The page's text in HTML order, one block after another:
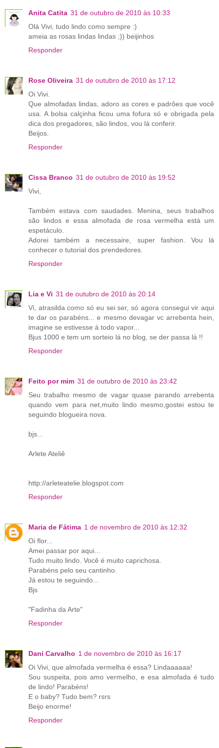
Anita Catita 31 de outubro de 2010 às 10:33
Olá Vivi, tudo lindo como sempre :)
ameia as rosas lindas lindas ;)) beijinhos
Responder
Rose Oliveira 31 de outubro de 2010 às 17:12
Oi Vivi.
Que almofadas lindas, adoro as cores e padrôes que você
usa. A bolsa calçinha ficou uma fofura só e obrigada pela
dica dos pregadores, são lindos, vou lá conferir.
Beijos.
Responder
Cissa Branco 31 de outubro de 2010 às 19:52
Vivi,
Também estava com saudades. Menina, seus trabalhos
são lindos e essa almofada de rosa vermelha está um
espetáculo.
Adorei também a necessaire, super fashion. Vou lá
conhecer o tutorial dos prendedores.
Responder
Lia e Vi 31 de outubro de 2010 às 20:14
Vi, atrasilda como só eu sei ser, só agora consegui vir aqui
te dar os parabéns... e mesmo devagar vc arrebenta hein,
imagine se estivesse á todo vapor...
Bjus 1000 e tem um sorteio lá no blog, se der passa lá !!
Responder
Feito por mim 31 de outubro de 2010 às 23:42
Seu trabalho mesmo de vagar quase parando arrebenta
quando vem para net,muito lindo mesmo,gostei estou te
seguindo blogueira nova.
bjs...
Arlete Ateliê
http://arleteatelie.blogspot.com
Responder
Maria de Fátima 1 de novembro de 2010 às 12:32
Oi flor...
Amei passar por aqui...
Tudo muito lindo. Você é muito caprichosa.
Parabéns pelo seu cantinho.
Já estou te seguindo...
Bjs
"Fadinha da Arte"
Responder
Dani Carvalho 1 de novembro de 2010 às 16:17
Oi Vivi, que almofada vermelha é essa? Lindaaaaaa!
Sou suspeita, pois amo vermelho, e esa almofada é tudo
de lindo! Parabéns!
E o baby? Tudo bem? rsrs
Beijo enorme!
Responder